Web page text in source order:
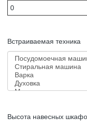
Встраиваемая техника
Высота навесных